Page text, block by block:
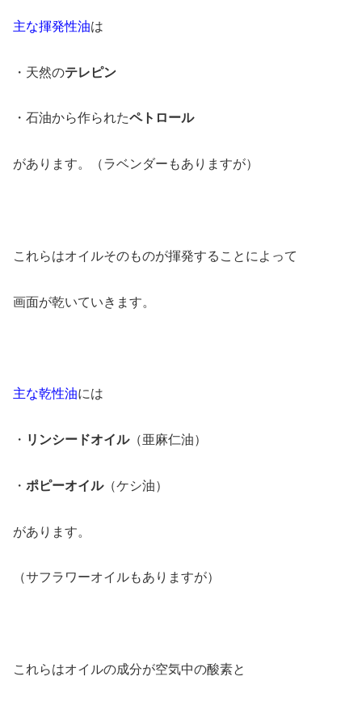
主な揮発性油は
・天然のテレピン
・石油から作られたペトロール
があります。（ラベンダーもありますが）
これらはオイルそのものが揮発することによって
画面が乾いていきます。
主な乾性油には
・ リンシードオイル（亜麻仁油）
・ ポピーオイル（ケシ油）
があります。
（サフラワーオイルもありますが）
これらはオイルの成分が空気中の酸素と